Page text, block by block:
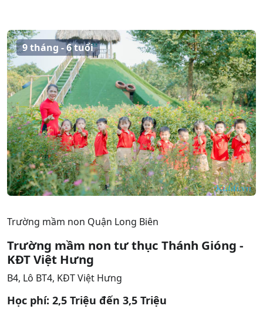
9 tháng - 6 tuổi
Trường mầm non Quận Long Biên
Trường mầm non tư thục Thánh Gióng -
KĐT Việt Hưng
B4, Lô BT4, KĐT Việt Hưng
Học phí: 2,5 Triệu đến 3,5 Triệu